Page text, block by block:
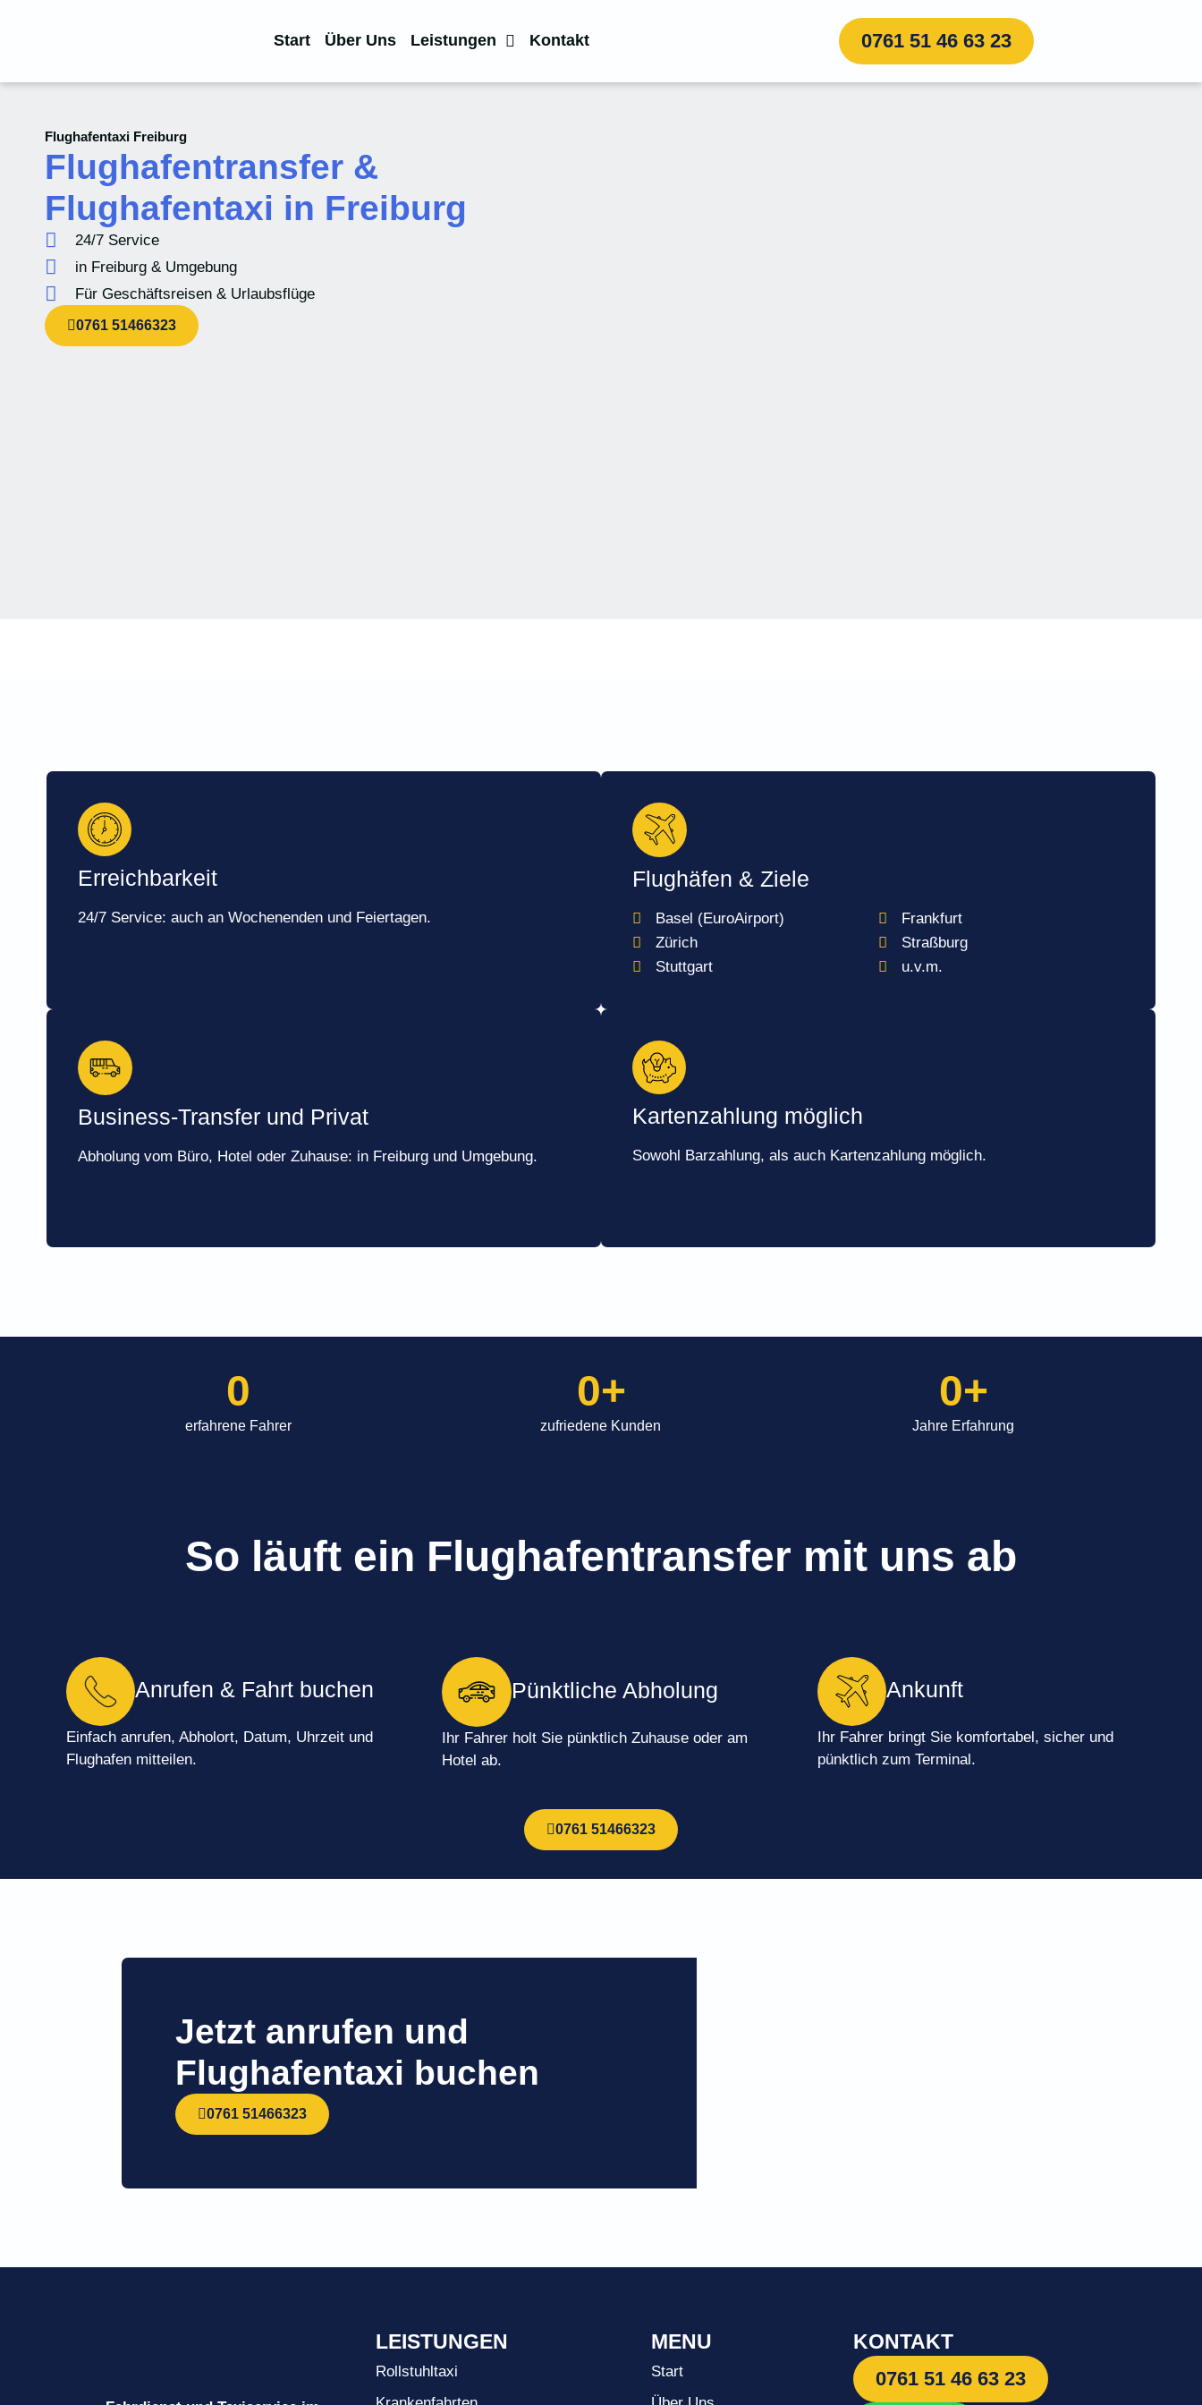
Start Über Uns Leistungen Kontakt 0761 51 46 63 23
Flughafentaxi Freiburg
Flughafentransfer &
Flughafentaxi in Freiburg
24/7 Service
in Freiburg & Umgebung
Für Geschäftsreisen & Urlaubsflüge
0761 51466323
Erreichbarkeit
24/7 Service: auch an Wochenenden und Feiertagen.
Flughäfen & Ziele
Basel (EuroAirport)
Zürich
Stuttgart
Frankfurt
Straßburg
u.v.m.
Business-Transfer und Privat
Abholung vom Büro, Hotel oder Zuhause: in Freiburg und Umgebung.
Kartenzahlung möglich
Sowohl Barzahlung, als auch Kartenzahlung möglich.
erfahrene Fahrer
0
zufriedene Kunden
0+
Jahre Erfahrung
0+
So läuft ein Flughafentransfer mit uns ab
Anrufen & Fahrt buchen
Einfach anrufen, Abholort, Datum, Uhrzeit und
Flughafen mitteilen.
Pünktliche Abholung
Ihr Fahrer holt Sie pünktlich Zuhause oder am
Hotel ab.
Ankunft
Ihr Fahrer bringt Sie komfortabel, sicher und
pünktlich zum Terminal.
0761 51466323
Jetzt anrufen und
Flughafentaxi buchen
0761 51466323
LEISTUNGEN
Rollstuhltaxi
MENU
Start
KONTAKT
0761 51 46 63 23